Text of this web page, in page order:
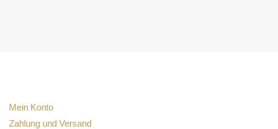
Mein Konto
Zahlung und Versand